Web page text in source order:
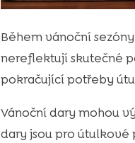
Během vánoční
nereflektují skutečné
pokračující potřeby
Vánoční dary mohou
dary jsou pro útulkové